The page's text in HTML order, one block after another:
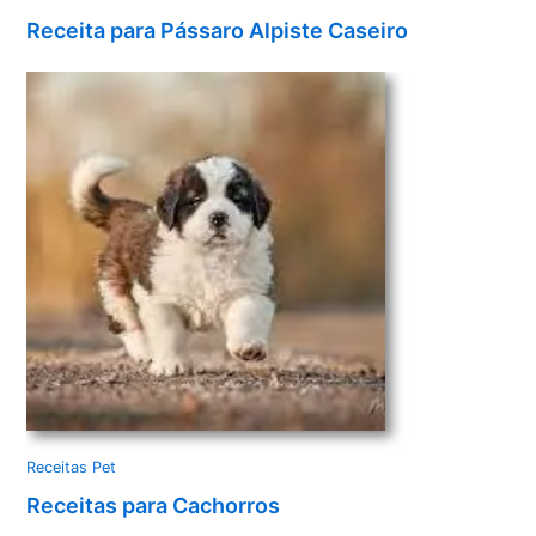
Receita para Pássaro Alpiste Caseiro
Receitas Pet
Receitas para Cachorros